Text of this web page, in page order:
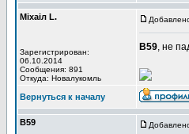
Мiхаiл L.
Зарегистрирован:
06.10.2014
Сообщения: 891
Откуда: Новалукомль
В59, не
Вернуться к началу
В59